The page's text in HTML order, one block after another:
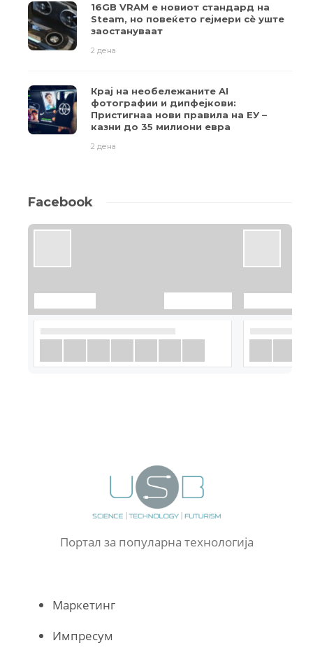
16GB VRAM е новиот стандард на
Steam, но повеќето гејмери ​​сè уште
заостануваат
2 дена
Крај на необележаните AI
фотографии и дипфејкови:
Пристигнаа нови правила на ЕУ –
казни до 35 милиони евра
2 дена
Facebook
Портал за популарна технологија
Маркетинг
Импресум